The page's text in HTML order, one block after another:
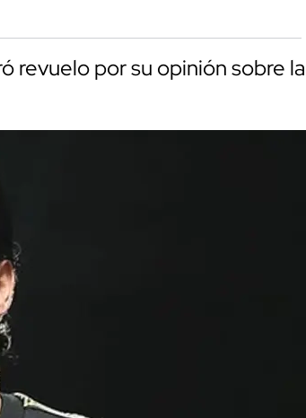
revuelo por su opinión sobre la